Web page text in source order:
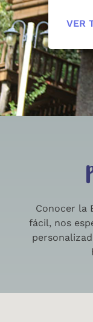
VER
Conocer la
fácil, nos